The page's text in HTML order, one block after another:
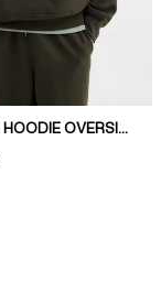
POLERÓN HOODIE OVERSIZED FIT